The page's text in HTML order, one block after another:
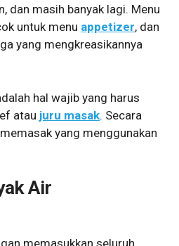
dan masih banyak lagi. Menu
untuk menu appetizer, dan
yang mengkreasikannya
hal wajib yang harus
atau juru masak. Secara
yang menggunakan
Air